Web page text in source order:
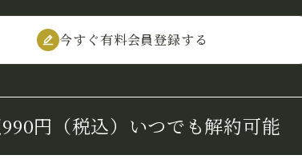
今すぐ有料会員登録する
円（税込） いつでも解約可能